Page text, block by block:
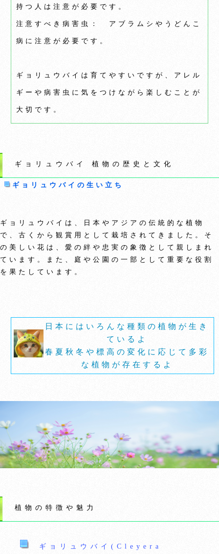
持つ人は注意が必要です。
注意すべき病害虫： アブラムシやうどんこ
病に注意が必要です。
ギョリュウバイは育てやすいですが、アレル
ギーや病害虫に気をつけながら楽しむことが
大切です。
ギョリュウバイ 植物の歴史と文化
ギョリュウバイの生い立ち
ギョリュウバイは、日本やアジアの伝統的な植物
で、古くから観賞用として栽培されてきました。そ
の美しい花は、愛の絆や忠実の象徴として親しまれ
ています。また、庭や公園の一部として重要な役割
を果たしています。
日本にはいろんな種類の植物が生き
ているよ
春夏秋冬や標高の変化に応じて多彩
な植物が存在するよ
植物の特徴や魅力
ギョリュウバイ(Cleyera